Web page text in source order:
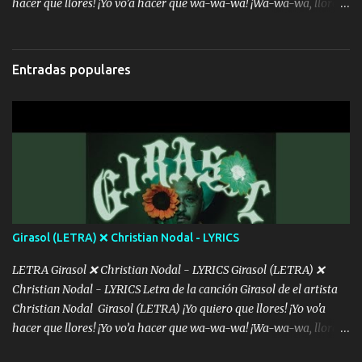
hacer que llores! ¡Yo vo’a hacer que wa-wa-wa! ¡Wa-wa-wa, llores!
cada que intentas cantar Cada que intentas rapear, cada que
intentas rimar Pobre payaso que usa a todo el mundo pa' conectar
con la gente Dices "Latino Gang" pero pisas a to'a tu gente Pa’ dar
menos se prudente Hoy me sabe a mierda, traigo un Balvin en los
dientes Por falta de empatía le toca ser resiliente ¿Acaso eres
consciente de los followers que mueves? Parcerito, abre los ojos y
ve el poder que tienes Otro chiste malo son los nombres de tus
álbum's "José, vibras colores con la energía del diablo " ¿Si ...
Entradas populares
Girasol (LETRA) ❌ Christian Nodal - LYRICS
LETRA Girasol ❌ Christian Nodal - LYRICS Girasol (LETRA) ❌
Christian Nodal - LYRICS Letra de la canción Girasol de el artista
Christian Nodal Girasol (LETRA) ¡Yo quiero que llores! ¡Yo vo'a
hacer que llores! ¡Yo vo’a hacer que wa-wa-wa! ¡Wa-wa-wa, llores!